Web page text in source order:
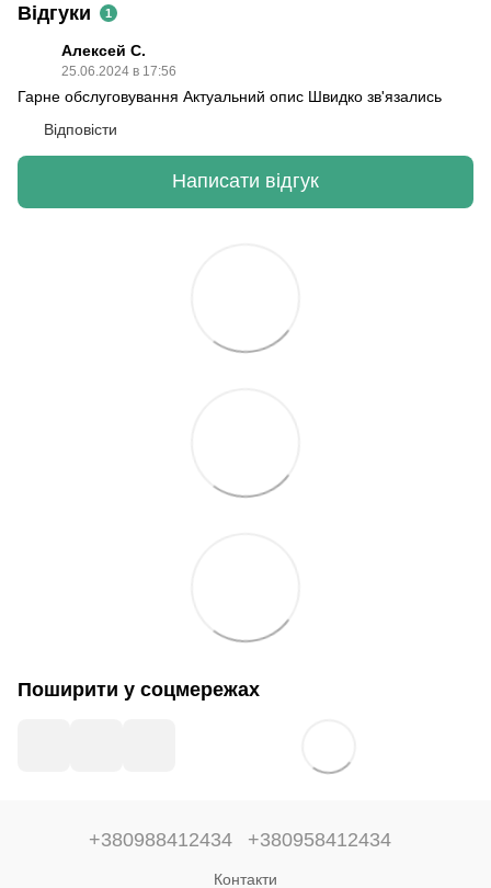
Відгуки 1
Алексей С.
25.06.2024 в 17:56
Гарне обслуговування Актуальний опис Швидко зв'язались
Відповісти
Написати відгук
Поширити у соцмережах
+380988412434 +380958412434
Контакти